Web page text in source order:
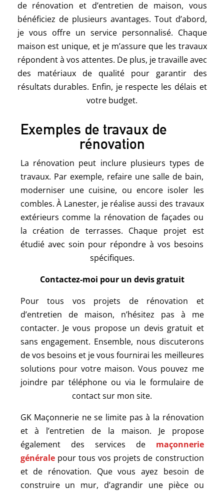
de rénovation et d’entretien de maison, vous
bénéficiez de plusieurs avantages. Tout d’abord,
je vous offre un service personnalisé. Chaque
maison est unique, et je m’assure que les travaux
répondent à vos attentes. De plus, je travaille avec
des matériaux de qualité pour garantir des
résultats durables. Enfin, je respecte les délais et
votre budget.
Exemples de travaux de
rénovation
La rénovation peut inclure plusieurs types de
travaux. Par exemple, refaire une salle de bain,
moderniser une cuisine, ou encore isoler les
combles. À Lanester, je réalise aussi des travaux
extérieurs comme la rénovation de façades ou
la création de terrasses. Chaque projet est
étudié avec soin pour répondre à vos besoins
spécifiques.
Contactez-moi pour un devis gratuit
Pour tous vos projets de rénovation et
d’entretien de maison, n’hésitez pas à me
contacter. Je vous propose un devis gratuit et
sans engagement. Ensemble, nous discuterons
de vos besoins et je vous fournirai les meilleures
solutions pour votre maison. Vous pouvez me
joindre par téléphone ou via le formulaire de
contact sur mon site.
GK Maçonnerie ne se limite pas à la rénovation
et à l’entretien de la maison. Je propose
également des services de maçonnerie
généralepour tous vos projets de construction
et de rénovation. Que vous ayez besoin de
construire un mur, d’agrandir une pièce ou